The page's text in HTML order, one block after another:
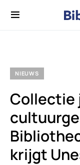
NIEUWS
Collectie
krijgt